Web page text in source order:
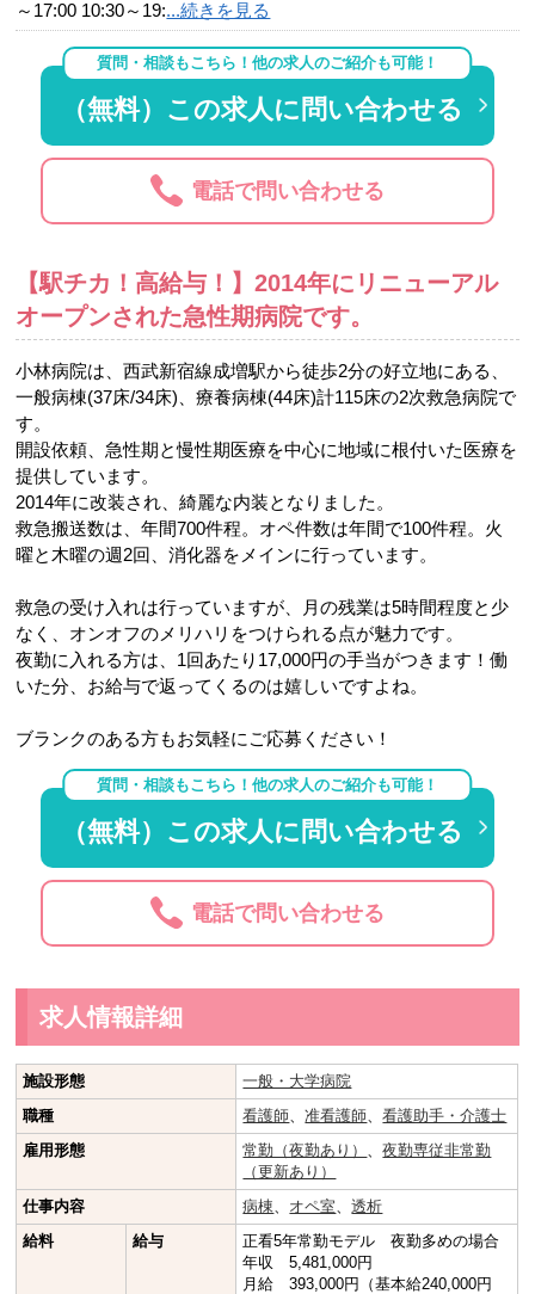
～17:00 10:30～19:...続きを見る
質問・相談もこちら！他の求人のご紹介も可能！
（無料）この求人に問い合わせる
電話で問い合わせる
【駅チカ！高給与！】2014年にリニューアル
オープンされた急性期病院です。
小林病院は、西武新宿線成増駅から徒歩2分の好立地にある、
一般病棟(37床/34床)、療養病棟(44床)計115床の2次救急病院で
す。
開設依頼、急性期と慢性期医療を中心に地域に根付いた医療を
提供しています。
2014年に改装され、綺麗な内装となりました。
救急搬送数は、年間700件程。オペ件数は年間で100件程。火
曜と木曜の週2回、消化器をメインに行っています。
救急の受け入れは行っていますが、月の残業は5時間程度と少
なく、オンオフのメリハリをつけられる点が魅力です。
夜勤に入れる方は、1回あたり17,000円の手当がつきます！働
いた分、お給与で返ってくるのは嬉しいですよね。
ブランクのある方もお気軽にご応募ください！
質問・相談もこちら！他の求人のご紹介も可能！
（無料）この求人に問い合わせる
電話で問い合わせる
求人情報詳細
施設形態
一般・大学病院
職種
看護師 、准看護師 、看護助手・介護士
雇用形態
常勤（夜勤あり） 、夜勤専従非常勤
（更新あり）
仕事内容
病棟 オペ室 、透析
給料
給与
正看5年常勤モデル 夜勤多めの場合
年収 5,481,000円
月給 393,000円（基本給240,000円